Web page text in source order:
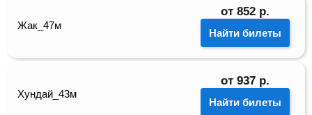
Жак_47м
от 852 р.
Найти билеты
Хундай_43м
от 937 р.
Найти билеты